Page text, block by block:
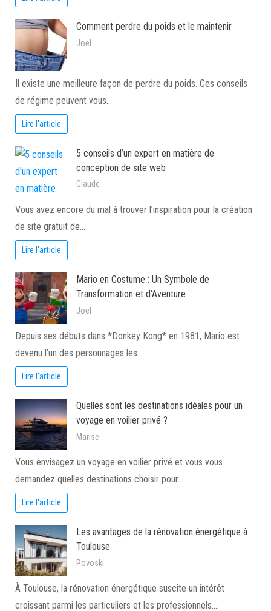
Comment perdre du poids et le maintenir
Joel
Il existe une meilleure façon de perdre du poids. Ces conseils
de régime peuvent vous…
Lire l'article
5 conseils d’un expert en matière de
conception de site web
Claude
Vous avez encore du mal à trouver l’inspiration pour la création
de site gratuit de…
Lire l'article
Mario en Costume : Un Symbole de
Transformation et d’Aventure
Joel
Depuis ses débuts dans *Donkey Kong* en 1981, Mario est
devenu l’un des personnages les…
Lire l'article
Quelles sont les destinations idéales pour un
voyage en voilier privé ?
Marise
Vous envisagez un voyage en voilier privé et vous vous
demandez quelles destinations choisir pour…
Lire l'article
Les avantages de la rénovation énergétique à
Toulouse
Povoski
À Toulouse, la rénovation énergétique suscite un intérêt
croissant parmi les particuliers et les professionnels.…